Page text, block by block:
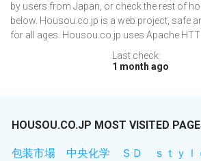
by users from Japan, or check the rest of
below. Housou.co.jp is a web project, safe
for all ages. Housou.co.jp uses Apache
Last check:
1 month ago
HOUSOU.CO.JP MOST VISITED
包装市場 中央化学 ＳＤ ｓｔｙｌ